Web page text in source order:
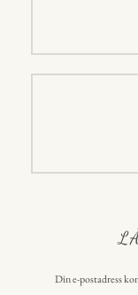
Din e-postadress